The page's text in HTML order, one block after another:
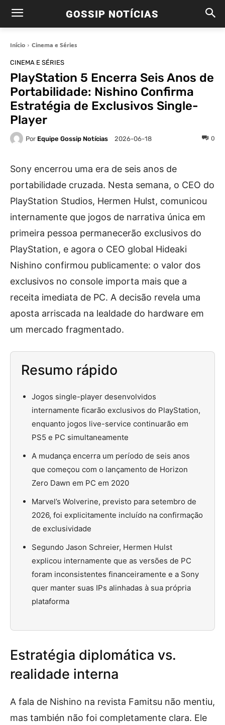
GOSSIP NOTÍCIAS
Início Cinema e Séries
CINEMA E SÉRIES
PlayStation 5 Encerra Seis Anos de
Portabilidade: Nishino Confirma
Estratégia de Exclusivos Single-
Player
Por Equipe Gossip Notícias 2026-06-18 0
Sony encerrou uma era de seis anos de
portabilidade cruzada. Nesta semana, o CEO do
PlayStation Studios, Hermen Hulst, comunicou
internamente que jogos de narrativa única em
primeira pessoa permanecerão exclusivos do
PlayStation, e agora o CEO global Hideaki
Nishino confirmou publicamente: o valor dos
exclusivos no console importa mais que a
receita imediata de PC. A decisão revela uma
aposta arriscada na lealdade do hardware em
um mercado fragmentado.
Resumo rápido
Jogos single-player desenvolvidos
internamente ficarão exclusivos do PlayStation,
enquanto jogos live-service continuarão em
PS5 e PC simultaneamente
A mudança encerra um período de seis anos
que começou com o lançamento de Horizon
Zero Dawn em PC em 2020
Marvel’s Wolverine, previsto para setembro de
2026, foi explicitamente incluído na confirmação
de exclusividade
Segundo Jason Schreier, Hermen Hulst
explicou internamente que as versões de PC
foram inconsistentes financeiramente e a Sony
quer manter suas IPs alinhadas à sua própria
plataforma
Estratégia diplomática vs.
realidade interna
A fala de Nishino na revista Famitsu não mentiu,
mas también não foi completamente clara. Ele